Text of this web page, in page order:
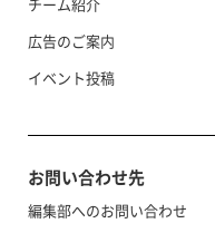
広告のご案内
イベント投稿
お問い合わせ先
編集部へのお問い合わせ